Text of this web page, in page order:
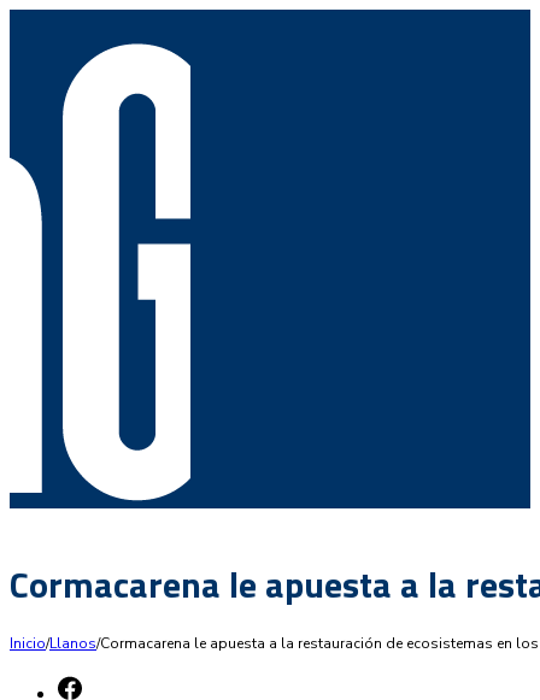
Cormacarena le apuesta a la
Inicio/Llanos/Cormacarena le apuesta a la restauración de ecosistemas en